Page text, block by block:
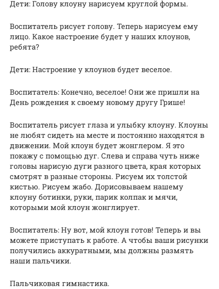
Дети: Голову клоуну нарисуем круглой формы.
Воспитатель рисует голову. Теперь нарисуем ему
лицо. Какое настроение будет у наших клоунов,
ребята?
Дети: Настроение у клоунов будет веселое.
Воспитатель: Конечно, веселое! Они же пришли на
День рождения к своему новому другу Грише!
Воспитатель рисует глаза и улыбку клоуну. Клоуны
не любят сидеть на месте и постоянно находятся в
движении. Мой клоун будет жонглером. Я это
покажу с помощью дуг. Слева и справа чуть ниже
головы нарисую дуги разного цвета, края которых
смотрят в разные стороны. Рисуем их толстой
кистью. Рисуем жабо. Дорисовываем нашему
клоуну ботинки, руки, парик колпак и мячи,
которыми мой клоун жонглирует.
Воспитатель: Ну вот, мой клоун готов! Теперь и вы
можете приступать к работе. А чтобы ваши рисунки
получились аккуратными, мы должны размять
наши пальчики.
Пальчиковая гимнастика.